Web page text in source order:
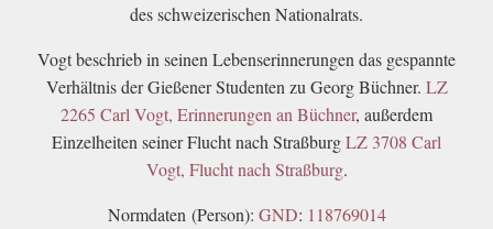
des schweizerischen Nationalrats.
Vogt beschrieb in seinen Lebenserinnerungen das gespannte
Verhältnis der Gießener Studenten zu Georg Büchner. LZ
2265 Carl Vogt, Erinnerungen an Büchner, außerdem
Einzelheiten seiner Flucht nach StraßburgLZ 3708 Carl
Vogt, Flucht nach Straßburg.
Normdaten (Person): GND: 118769014